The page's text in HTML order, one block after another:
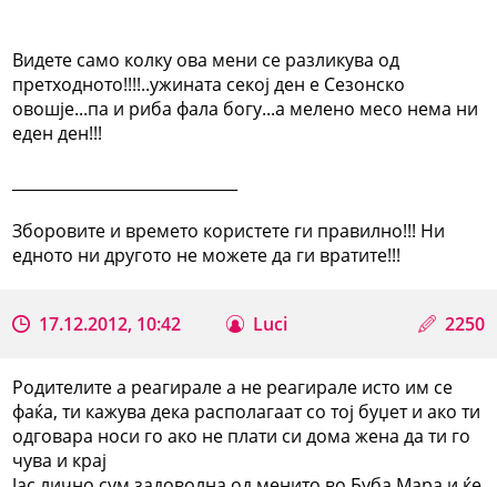
Видете само колку ова мени се разликува од
претходното!!!!..ужината секој ден е Сезонско
овошје...па и риба фала богу...а мелено месо нема ни
еден ден!!!
Зборовите и времето користете ги правилно!!! Ни
едното ни другото не можете да ги вратите!!!
17.12.2012, 10:42 Luci 2250
Родителите а реагирале а не реагирале исто им се
фаќа, ти кажува дека располагаат со тој буџет и ако ти
одговара носи го ако не плати си дома жена да ти го
чува и крај